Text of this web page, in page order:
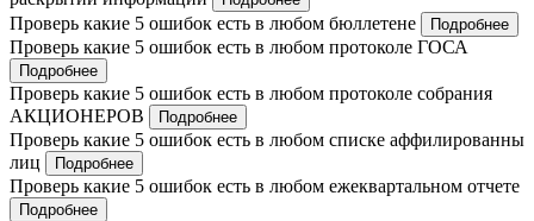
Проверь какие 5 ошибок есть в любом бюллетене Подробнее
Проверь какие 5 ошибок есть в любом протоколе ГОСА
Подробнее
Проверь какие 5 ошибок есть в любом протоколе собрания
АКЦИОНЕРОВ
Подробнее
Проверь какие 5 ошибок есть в любом списке аффилированны
лиц
Подробнее
Проверь какие 5 ошибок есть в любом ежеквартальном отчете
Подробнее